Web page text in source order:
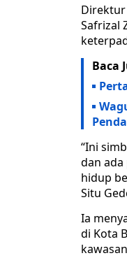
Direktur
Safrizal
Baca
“Ini
dan
hidup
Situ
Ia
di Kota